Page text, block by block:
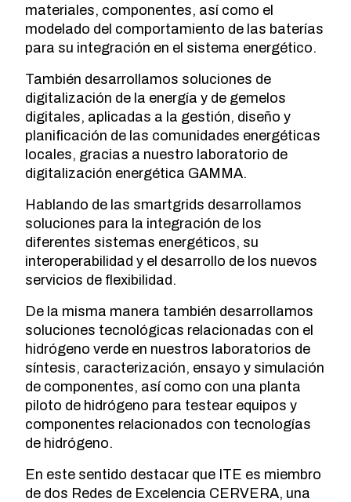
materiales, componentes, así como el
modelado del comportamiento de las baterías
para su integración en el sistema energético.
También desarrollamos soluciones de
digitalización de la energía y de gemelos
digitales, aplicadas a la gestión, diseño y
planificación de las comunidades energéticas
locales, gracias a nuestro laboratorio de
digitalización energética GAMMA.
Hablando de las smartgrids desarrollamos
soluciones para la integración de los
diferentes sistemas energéticos, su
interoperabilidad y el desarrollo de los nuevos
servicios de flexibilidad.
De la misma manera también desarrollamos
soluciones tecnológicas relacionadas con el
hidrógeno verde en nuestros laboratorios de
síntesis, caracterización, ensayo y simulación
de componentes, así como con una planta
piloto de hidrógeno para testear equipos y
componentes relacionados con tecnologías
de hidrógeno.
En este sentido destacar que ITE es miembro
de dos Redes de Excelencia CERVERA, una